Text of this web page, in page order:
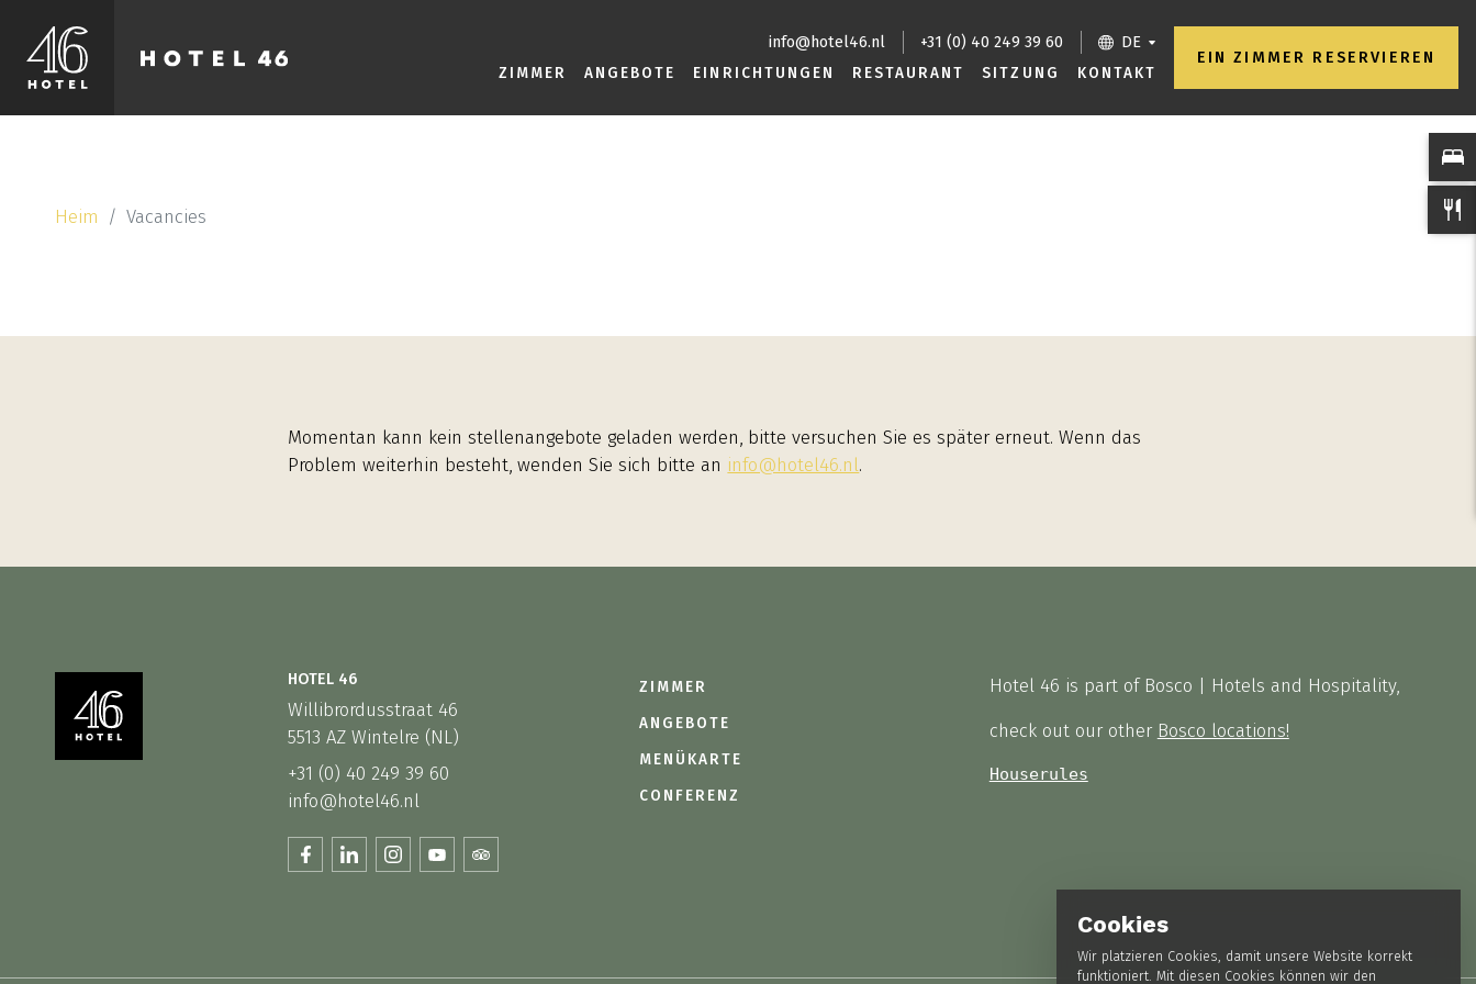
info@hotel46.nl +31 (0) 40 249 39 60
DE
ZIMMER
ANGEBOTE EINRICHTUNGEN RESTAURANT SITZUNG KONTAKT
EIN ZIMMER RESERVIEREN
Heim Vacancies
Momentan kann kein stellenangebote geladen werden, bitte versuchen Sie es später erneut. Wenn das
Problem weiterhin besteht, wenden Sie sich bitte an info@hotel46.nl.
HOTEL 46
Willibrordusstraat 46
5513 AZ Wintelre (NL)
+31 (0) 40 249 39 60
info@hotel46.nl
ZIMMER
ANGEBOTE
MENÜKARTE
CONFERENZ
Hotel 46 is part of Bosco | Hotels and Hospitality,
check out our other Bosco locations!
Houserules
Cookies
Wir platzieren Cookies, damit unsere Website korrekt
funktioniert. Mit diesen Cookies können wir den